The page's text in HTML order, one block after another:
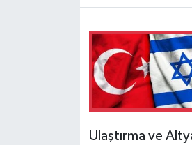
Ulaştırma ve